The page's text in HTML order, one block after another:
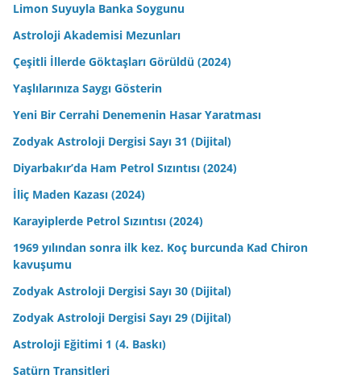
Zodyak Astroloji Dergisi Sayı 30 (Dijital)
Zodyak Astroloji Dergisi Sayı 29 (Dijital)
Astroloji Eğitimi 1 (4. Baskı)
Satürn Transitleri
Yeni Kitap! Integritas
Marslıların Dünya’yı İşgal Etmesi
Susurluk Kazası Astrolojik İnceleme
1965, Hendek Trafik Kazası
2023 – 2024 – 2025 Gökyüzü Takvimi
Anthony Bourdain Astrolojik Analizi
Alain Ducasse Astrolojik Analiz
Sahte Doktor Ayşem Özkiraz
Astroloji Akademisi İstanbul Şubesi Açılıyor!
Tevfik Uyar’ın Bilimle İmtihanı